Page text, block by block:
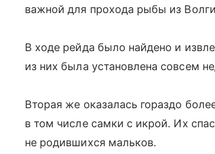
важной для прохода рыбы из Волги
В ходе рейда было найдено и
из них была установлена совсем
Вторая же оказалась гораздо
в том числе самки с икрой. Их
не родившихся мальков.